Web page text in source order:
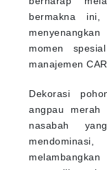
bermakna
momen
manajemen
Dekorasi
angpau
nasabah